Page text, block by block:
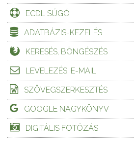
ECDL SÚGÓ
ADATBÁZIS-KEZELÉS
KERESÉS, BÖNGÉSZÉS
LEVELEZÉS, E-MAIL
SZÖVEGSZERKESZTÉS
GOOGLE NAGYKÖNYV
DIGITÁLIS FOTÓZÁS